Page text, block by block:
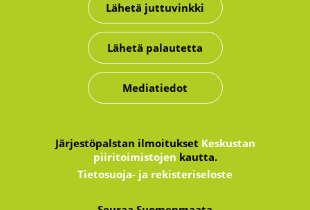
Lähetä juttuvinkki
Lähetä palautetta
Mediatiedot
Järjestöpalstan ilmoitukset Keskustan
piiritoimistojen kautta.
Tietosuoja- ja rekisteriseloste